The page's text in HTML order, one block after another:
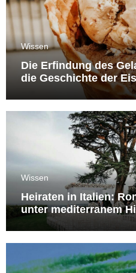
Wissen
Die Erfindung des
die Geschichte der
Wissen
Heiraten in Italien:
unter mediterranem